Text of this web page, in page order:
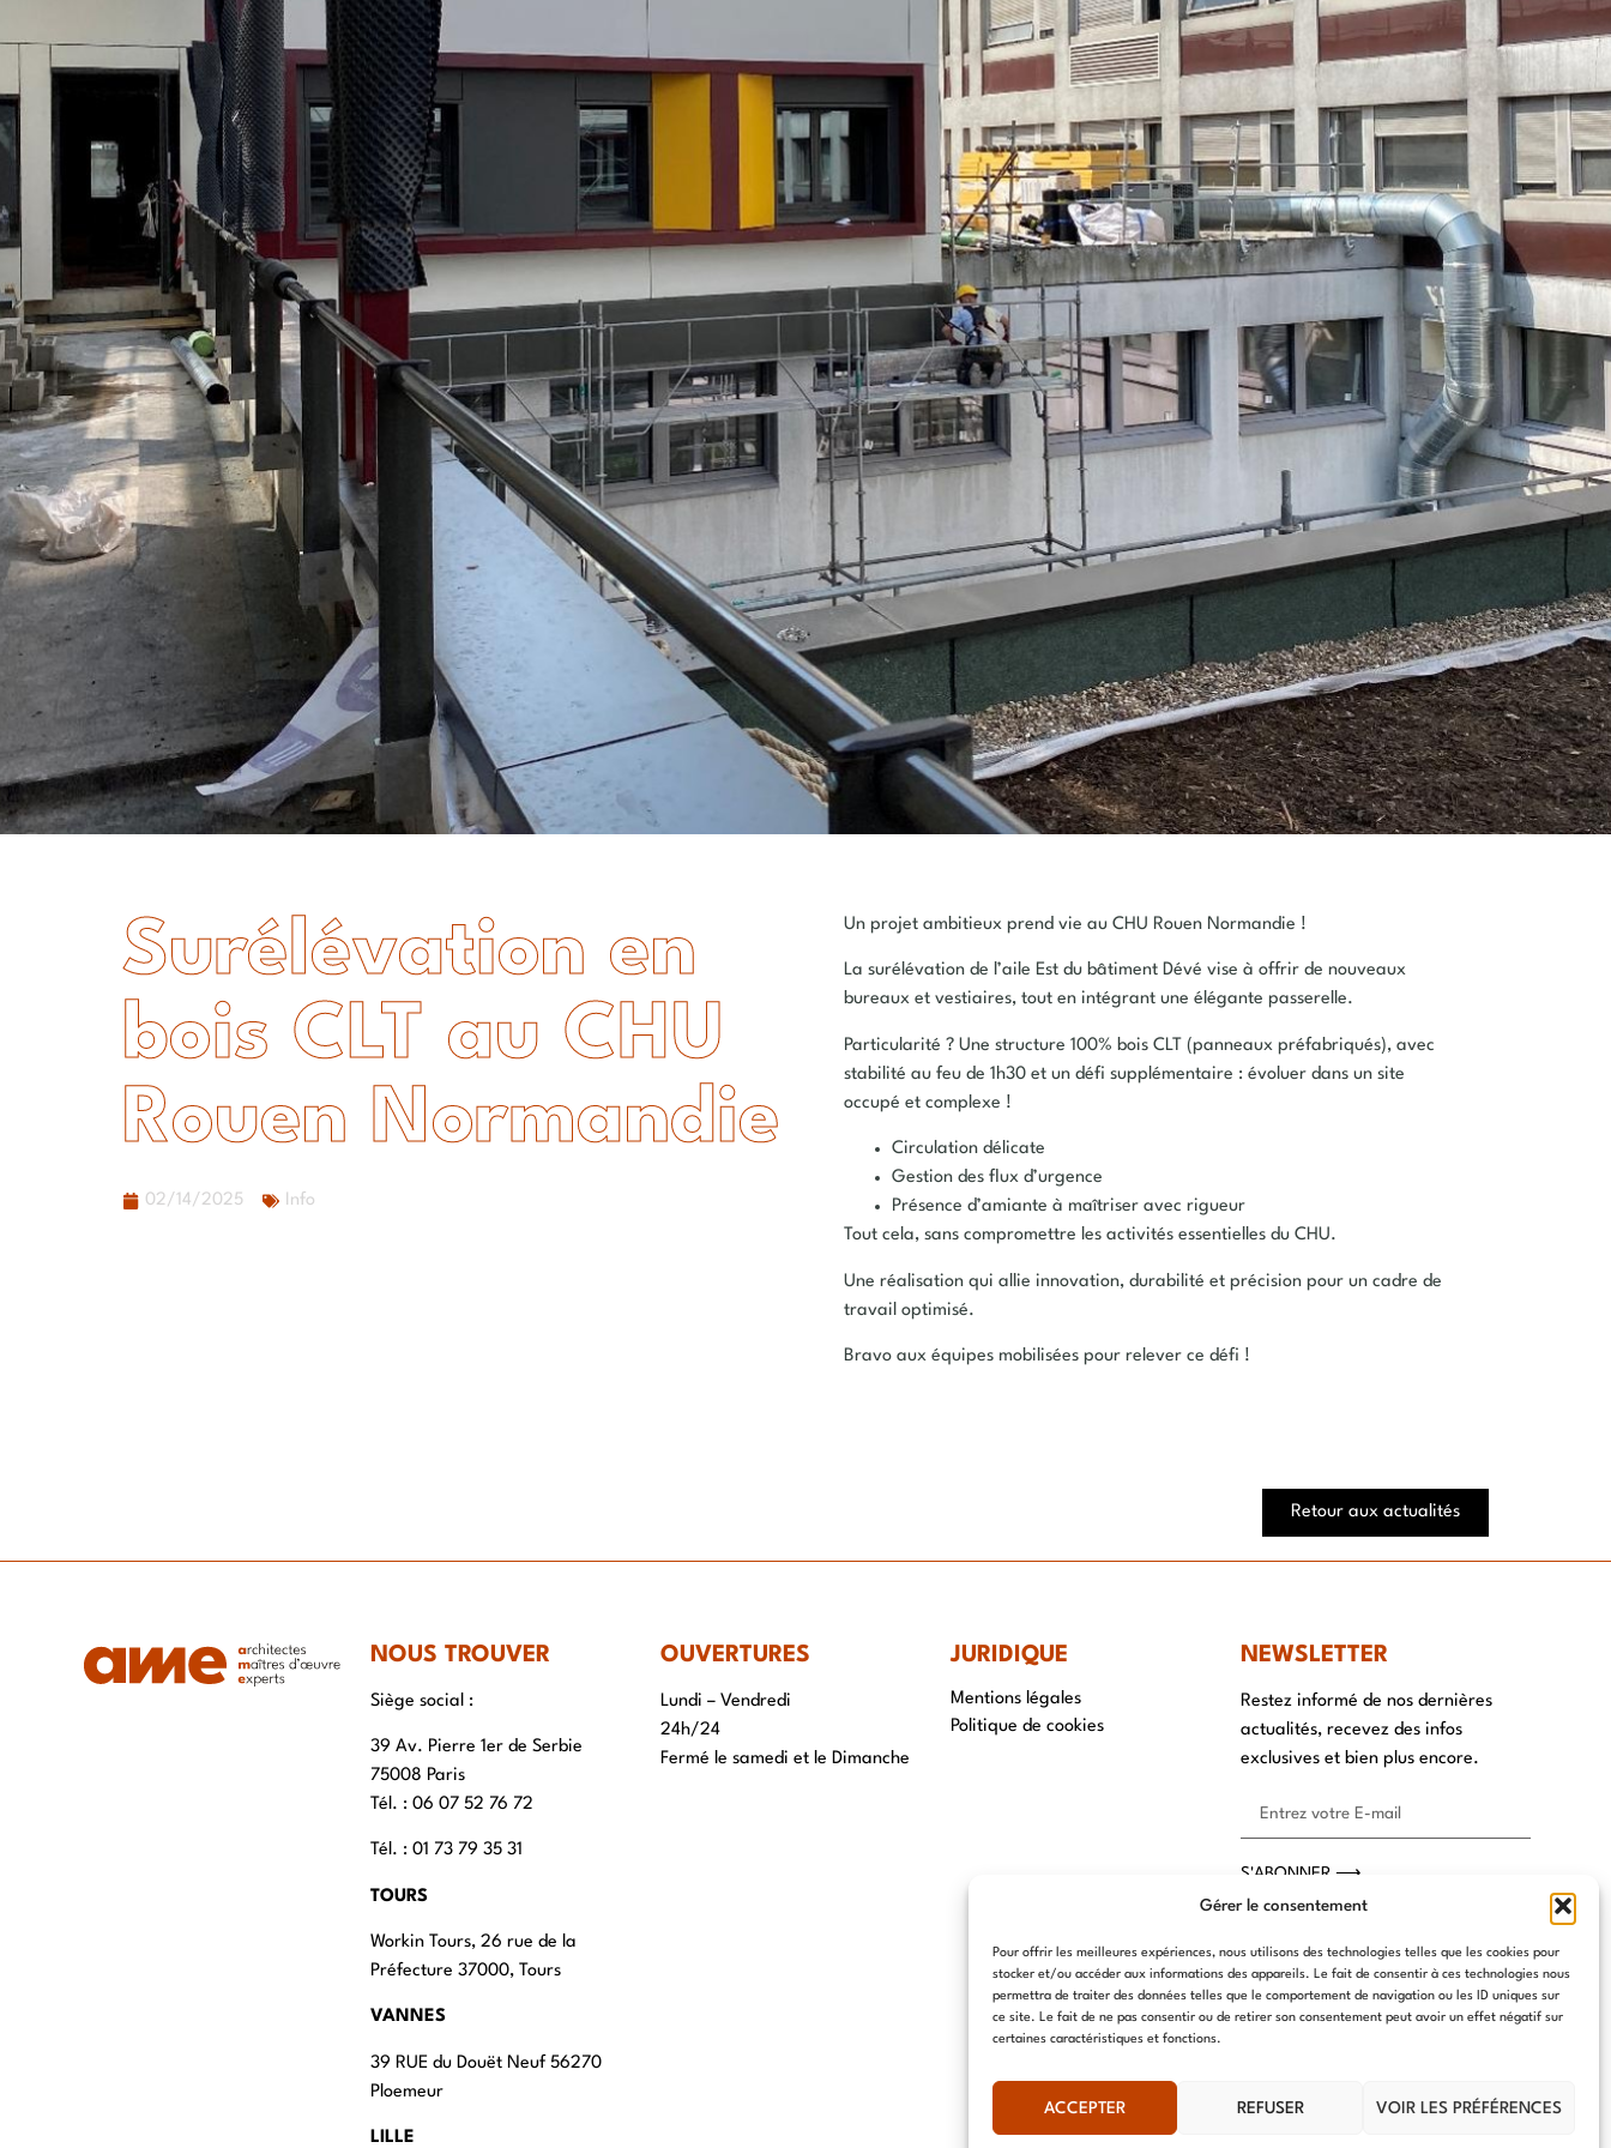
Gérer le consentement
Pour offrir les meilleures expériences, nous utilisons des technologies telles que les cookies pour
stocker et/ou accéder aux informations des appareils. Le fait de consentir à ces technologies nous
permettra de traiter des données telles que le comportement de navigation ou les ID uniques sur
ce site. Le fait de ne pas consentir ou de retirer son consentement peut avoir un effet négatif sur
certaines caractéristiques et fonctions.
ACCEPTER REFUSER VOIR LES PRÉFÉRENCES
Surélévation en
bois CLT au CHU
Rouen Normandie
02/14/2025 Info
Un projet ambitieux prend vie au CHU Rouen Normandie !
La surélévation de l’aile Est du bâtiment Dévé vise à offrir de nouveaux
bureaux et vestiaires, tout en intégrant une élégante passerelle.
Particularité ? Une structure 100% bois CLT (panneaux préfabriqués), avec
stabilité au feu de 1h30 et un défi supplémentaire : évoluer dans un site
occupé et complexe !
Circulation délicate
Gestion des flux d’urgence
Présence d’amiante à maîtriser avec rigueur
Tout cela, sans compromettre les activités essentielles du CHU.
Une réalisation qui allie innovation, durabilité et précision pour un cadre de
travail optimisé.
Bravo aux équipes mobilisées pour relever ce défi !
Retour aux actualités
NOUS TROUVER
Siège social :
39 Av. Pierre 1er de Serbie
75008 Paris
Tél. : ‭06 07 52 76 72
Tél. : 01 73 79 35 31
TOURS
Workin Tours, 26 rue de la
Préfecture 37000, Tours
VANNES
39 RUE du Douët Neuf 56270
Ploemeur
LILLE
OUVERTURES
Lundi – Vendredi
24h/24
Fermé le samedi et le Dimanche
JURIDIQUE
Mentions légales
Politique de cookies
NEWSLETTER
Restez informé de nos dernières
actualités, recevez des infos
exclusives et bien plus encore.
S'ABONNER ⟶